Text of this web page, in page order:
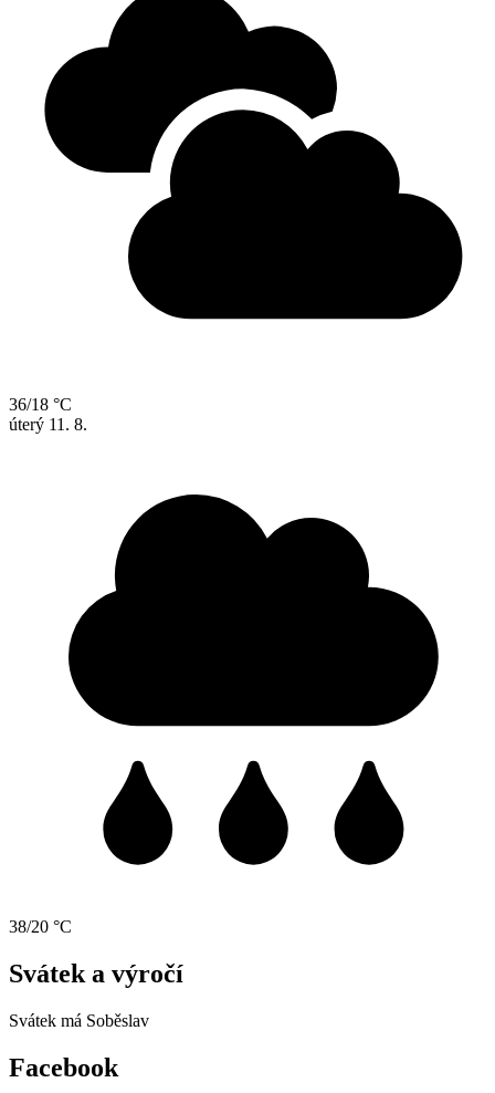
36/18 °C
úterý 11. 8.
38/20 °C
Svátek a výročí
Svátek má Soběslav
Facebook